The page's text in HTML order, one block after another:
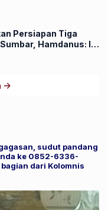
Persiapan Tiga
Hamdanus: Ini
sudut pandang
ke 0852-6336-
dari Kolomnis